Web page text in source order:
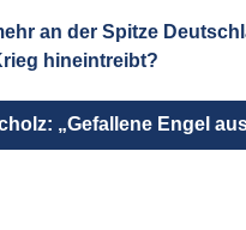
an der Spitze
hineintreibt?
„Gefallene Engel